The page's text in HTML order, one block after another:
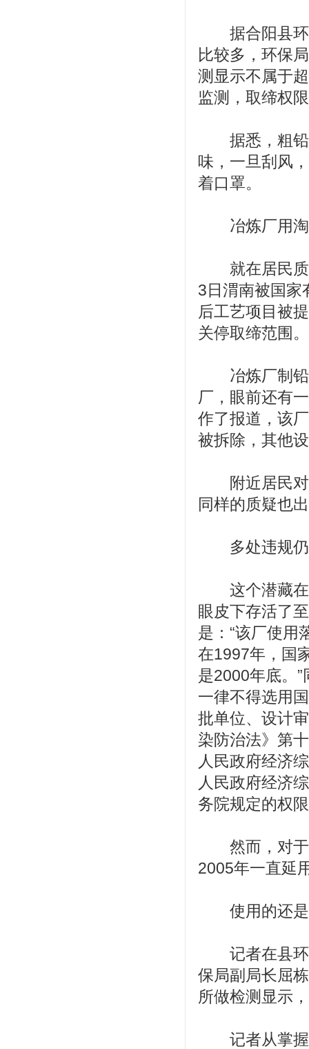
据合阳县环
比较多，环保
测显示不属于
监测，取缔权
据悉，粗铅
味，一旦刮风
着口罩。
冶炼厂用淘
就在居民质
3日渭南被国家
后工艺项目被
关停取缔范围。
冶炼厂制铅
厂，眼前还有
作了报道，该
被拆除，其他
附近居民对
同样的质疑也
多处违规仍
这个潜藏在
眼皮下存活了
是：“该厂使用
在1997年，国
是2000年底。
一律不得选用
批单位、设计
染防治法》第
人民政府经济
人民政府经济
务院规定的权
然而，对于
2005年一直延
使用的还是
记者在县环
保局副局长屈
所做检测显示
记者从掌握